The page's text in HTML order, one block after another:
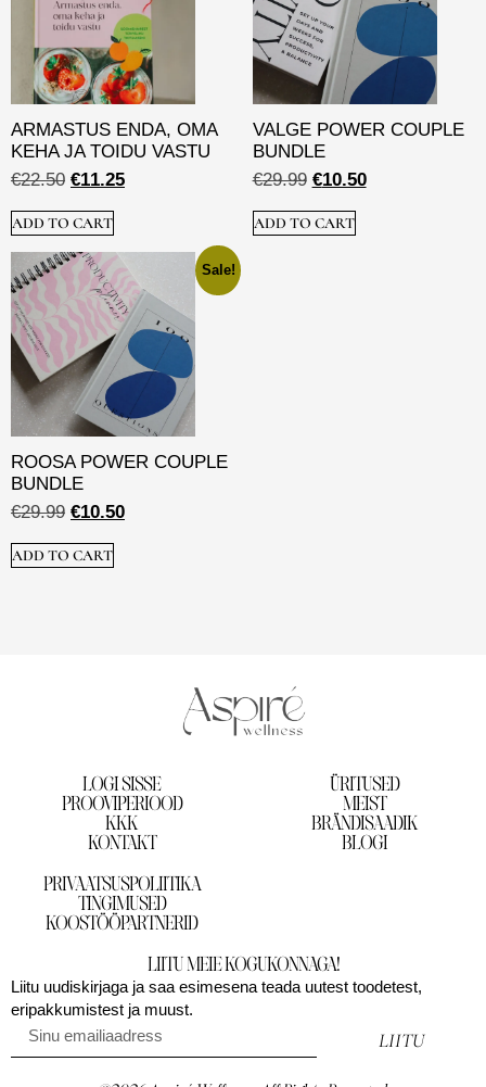
ARMASTUS ENDA, OMA
KEHA JA TOIDU VASTU
€22.50 €11.25
ADD TO CART
VALGE POWER COUPLE
BUNDLE
€29.99 €10.50
ADD TO CART
Sale!
ROOSA POWER COUPLE
BUNDLE
€29.99 €10.50
ADD TO CART
LOGI SISSE
PROOVIPERIOOD
KKK
KONTAKT
ÜRITUSED
MEIST
BRÄNDISAADIK
BLOGI
PRIVAATSUSPOLIITIKA
TINGIMUSED
KOOSTÖÖPARTNERID
LIITU MEIE KOGUKONNAGA!
Liitu uudiskirjaga ja saa esimesena teada uutest toodetest,
eripakkumistest ja muust.
LIITU